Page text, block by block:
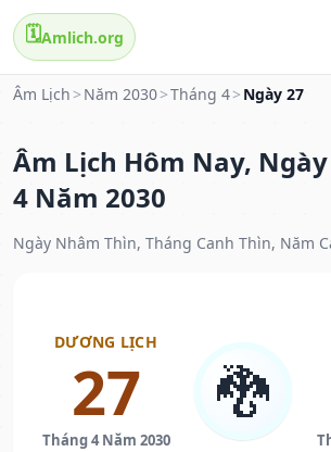
🗓️Amlich.org
Âm Lịch > Năm 2030>Tháng 4> Ngày 27
Âm Lịch Hôm Nay,
4 Năm 2030
Ngày Nhâm Thìn, Tháng Canh Thìn, Năm
DƯƠNG LỊCH
27
Tháng 4 Năm 2030
🐉